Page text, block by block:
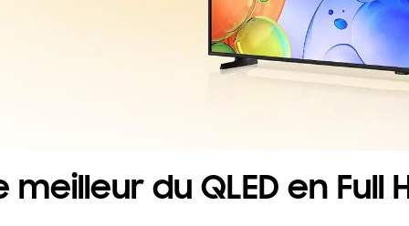
meilleur du QLED en Full